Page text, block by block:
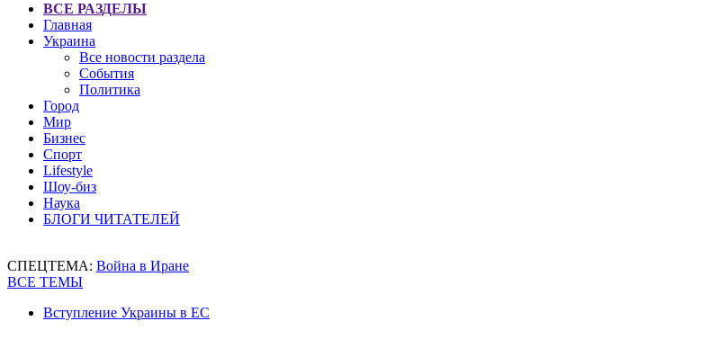
ВСЕ РАЗДЕЛЫ
Главная
Украина
Все новости раздела
События
Политика
Город
Мир
Бизнес
Спорт
Lifestyle
Шоу-биз
Наука
БЛОГИ ЧИТАТЕЛЕЙ
СПЕЦТЕМА: Война в Иране
ВСЕ ТЕМЫ
Вступление Украины в ЕС